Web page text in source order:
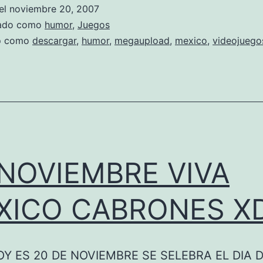
noviembre 20, 2007
como humor, Juegos
como descargar, humor, megaupload, mexico,
VIVA
CABRONES
ES 20 DE NOVIEMBRE SE SELEBRA EL DIA